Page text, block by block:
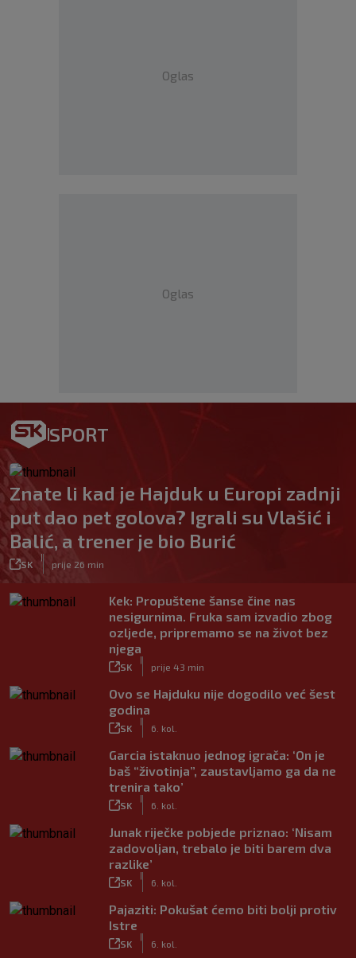
Oglas
Oglas
SPORT
Znate li kad je Hajduk u Europi zadnji
put dao pet golova? Igrali su Vlašić i
Balić, a trener je bio Burić
SK prije 26 min
Kek: Propuštene šanse čine nas
nesigurnima. Fruka sam izvadio zbog
ozljede, pripremamo se na život bez
njega
SK prije 43 min
Ovo se Hajduku nije dogodilo već šest
godina
SK 6. kol.
Garcia istaknuo jednog igrača: ‘On je
baš “životinja”, zaustavljamo ga da ne
trenira tako’
SK 6. kol.
Junak riječke pobjede priznao: ‘Nisam
zadovoljan, trebalo je biti barem dva
razlike’
SK 6. kol.
Pajaziti: Pokušat ćemo biti bolji protiv
Istre
SK 6. kol.